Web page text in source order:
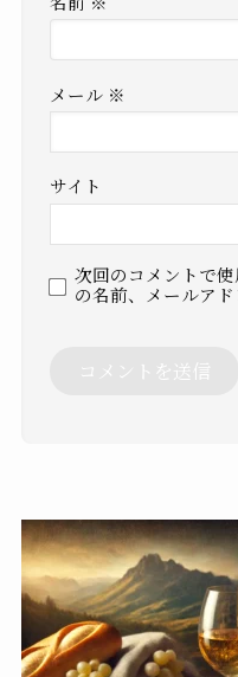
メール ※
サイト
次回のコメントで
の名前、メールアド